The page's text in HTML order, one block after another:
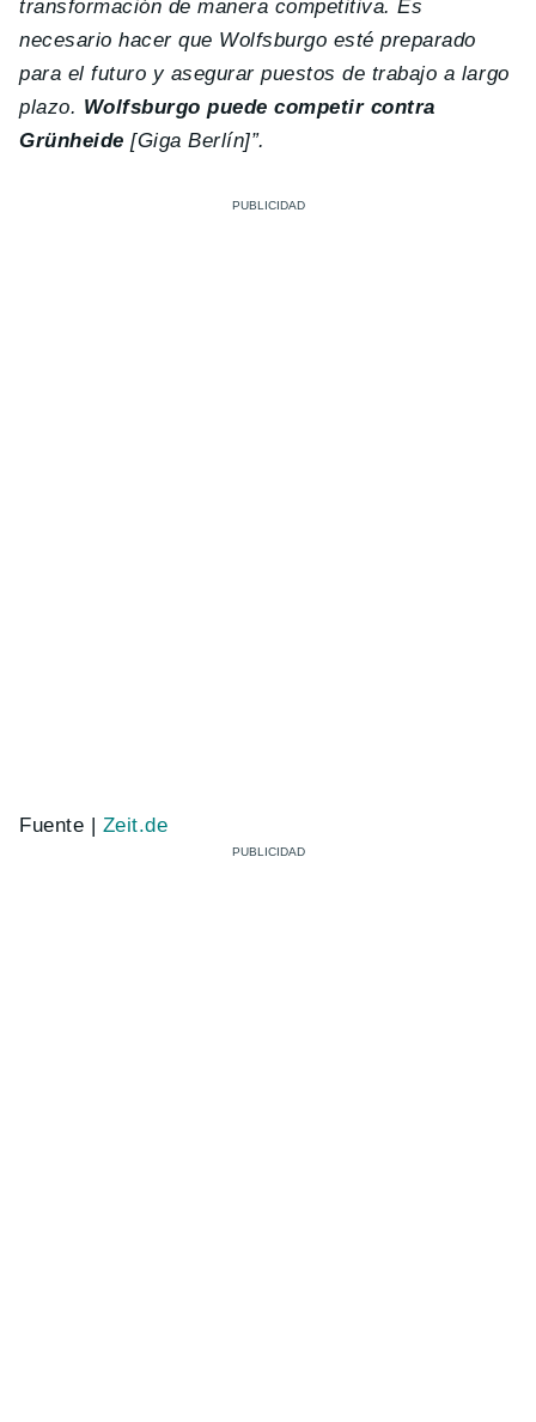
transformación de manera competitiva. Es
necesario hacer que Wolfsburgo esté preparado
para el futuro y asegurar puestos de trabajo a largo
plazo. Wolfsburgo puede competir contra
Grünheide [Giga Berlín]”.
Fuente | Zeit.de